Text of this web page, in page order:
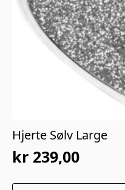
Hjerte Sølv Large
kr 239,00